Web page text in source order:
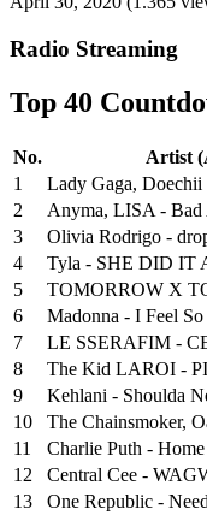
Radio Streaming
Top 40
No.
Artist
1
Lady Gaga,
2
Anyma, LISA - Bad
3
Olivia Rodrigo -
4
Tyla - SHE DID IT
5
TOMORROW X
6
Madonna - I Feel So
7
LE SSERAFIM -
8
The Kid LAROI -
9
Kehlani - Shoulda
10
The Chainsmoker,
11
Charlie Puth -
12
Central Cee -
13
One Republic -